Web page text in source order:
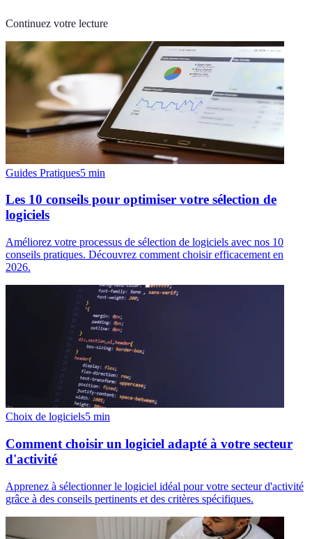
Continuez votre lecture
Guides Pratiques5 min
Les 10 conseils pour optimiser votre sélection de
logiciels
Améliorez votre processus de sélection de logiciels avec nos 10
conseils pratiques. Découvrez comment choisir efficacement en
2026.
Choix de logiciels5 min
Comment choisir un logiciel adapté à votre secteur
d'activité
Apprenez à sélectionner le logiciel idéal pour votre secteur d'activité
grâce à des conseils pertinents et des critères spécifiques.